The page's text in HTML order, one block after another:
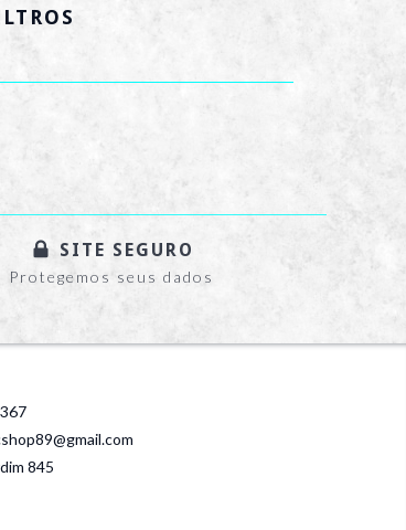
SITE SEGURO
Protegemos seus dados
845